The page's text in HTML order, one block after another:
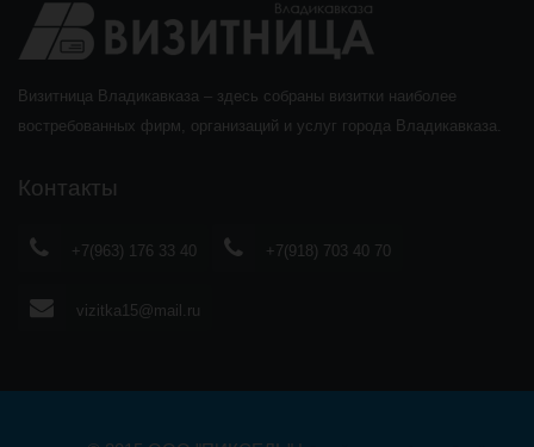
Визитница Владикавказа – здесь собраны визитки наиболее
востребованных фирм, организаций и услуг города Владикавказа.
Контакты
+7(963) 176 33 40 +7(918) 703 40 70
vizitka15@mail.ru